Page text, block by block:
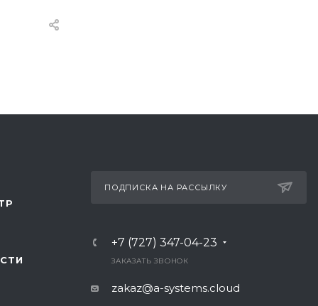
ПОДПИСКА НА РАССЫЛКУ
+7 (727) 347-04-23
ЗАКАЗАТЬ ЗВОНОК
zakaz@a-systems.cloud